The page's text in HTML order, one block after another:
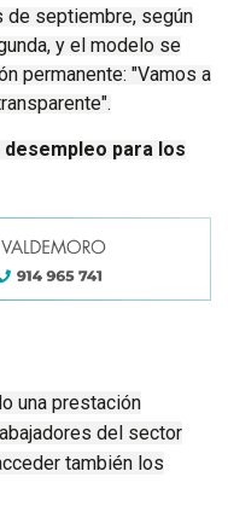
de septiembre, según
y el modelo se
permanente: "Vamos a
para los
una prestación
del sector
también los